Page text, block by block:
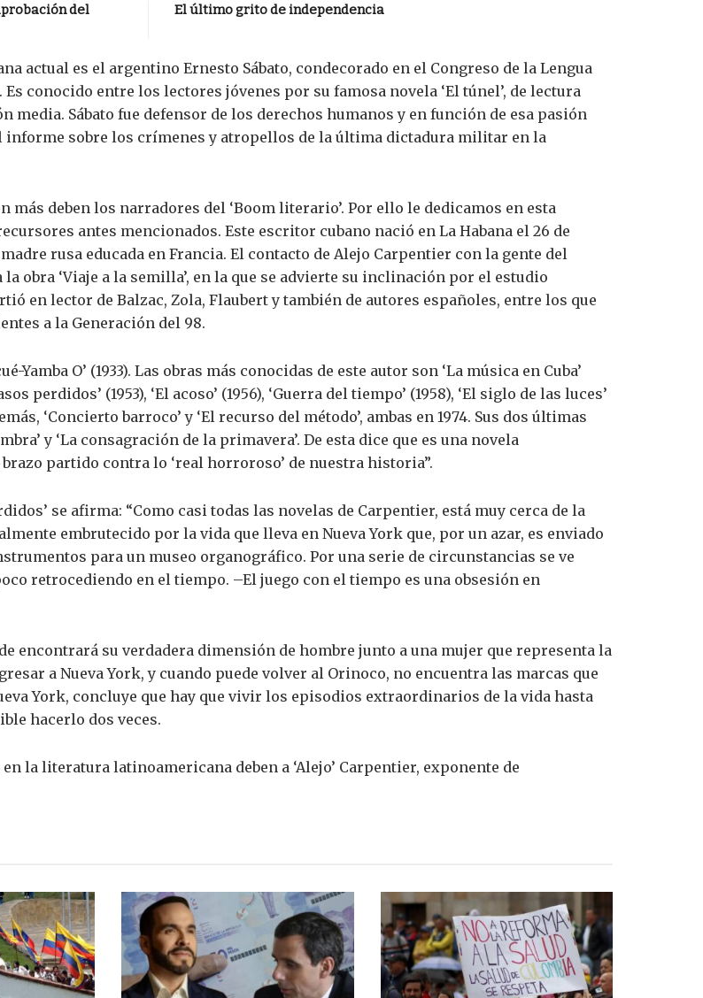
del
El último grito de independencia
actual es el argentino Ernesto Sábato, condecorado en el Congreso de la Lengua
conocido entre los lectores jóvenes por su famosa novela ‘El túnel’, de lectura
media. Sábato fue defensor de los derechos humanos y en función de esa pasión
informe sobre los crímenes y atropellos de la última dictadura militar en la
deben los narradores del ‘Boom literario’. Por ello le dedicamos en esta
antes mencionados. Este escritor cubano nació en La Habana el 26 de
rusa educada en Francia. El contacto de Alejo Carpentier con la gente del
obra ‘Viaje a la semilla’, en la que se advierte su inclinación por el estudio
en lector de Balzac, Zola, Flaubert y también de autores españoles, entre los que
a la Generación del 98.
O’ (1933). Las obras más conocidas de este autor son ‘La música en Cuba’
perdidos’ (1953), ‘El acoso’ (1956), ‘Guerra del tiempo’ (1958), ‘El siglo de las luces’
‘Concierto barroco’ y ‘El recurso del método’, ambas en 1974. Sus dos últimas
y ‘La consagración de la primavera’. De esta dice que es una novela
partido contra lo ‘real horroroso’ de nuestra historia”.
se afirma: “Como casi todas las novelas de Carpentier, está muy cerca de la
embrutecido por la vida que lleva en Nueva York que, por un azar, es enviado
para un museo organográfico. Por una serie de circunstancias se ve
retrocediendo en el tiempo. –El juego con el tiempo es una obsesión en
encontrará su verdadera dimensión de hombre junto a una mujer que representa la
a Nueva York, y cuando puede volver al Orinoco, no encuentra las marcas que
York, concluye que hay que vivir los episodios extraordinarios de la vida hasta
hacerlo dos veces.
la literatura latinoamericana deben a ‘Alejo’ Carpentier, exponente de